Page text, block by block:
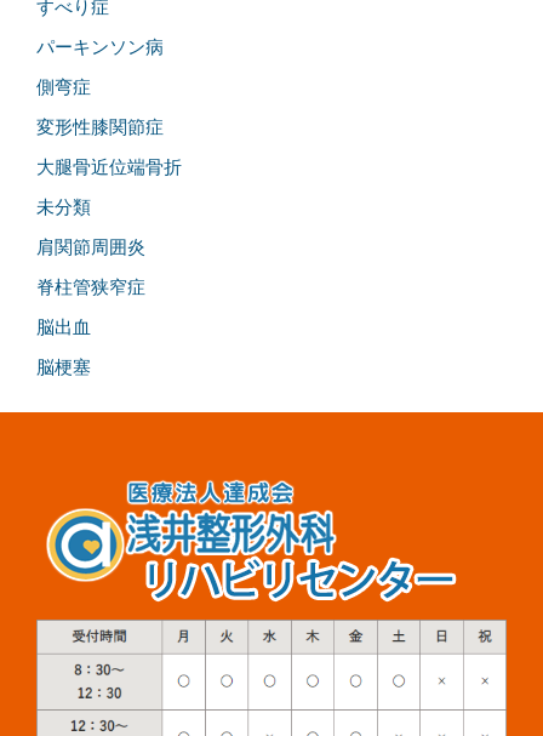
すべり症
パーキンソン病
側弯症
変形性膝関節症
大腿骨近位端骨折
未分類
肩関節周囲炎
脊柱管狭窄症
脳出血
脳梗塞